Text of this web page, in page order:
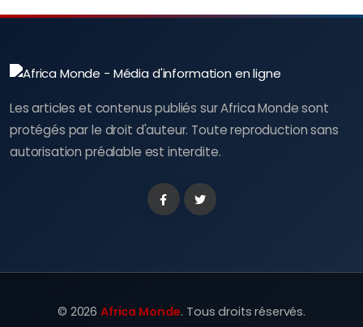
Les articles et contenus publiés sur Africa Monde sont
protégés par le droit d'auteur. Toute reproduction sans
autorisation préalable est interdite.
FacebookTwitter
© 2026 Africa Monde. Tous droits réservés.